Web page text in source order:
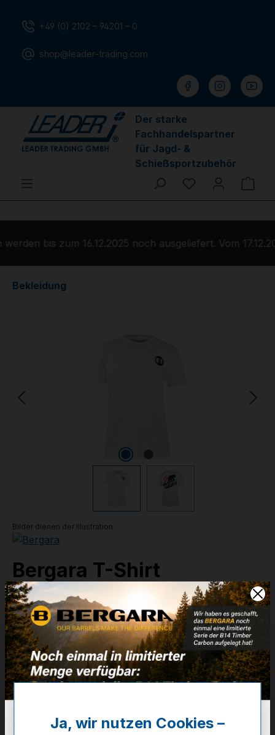
+49 (0) 2102 – 94201 – 0
shop@leader-trading.com
Der starke
Fachhandelspartner
für Jagd- &
Schießsportzubehör
Du hast 0
bis zum 16.12.2025 noch ausgeliefert. Vom
Bekleidung
Bilder dienen der Illustration
Bergara T-Shirt
Extreme - Weiß - M
Artikelnummer:87-A056M
24,90 €
✔ Auf Lager
Noch kein Kunde? Registrieren Sie sich jetzt.
Ja, wir nutzen Cookies –